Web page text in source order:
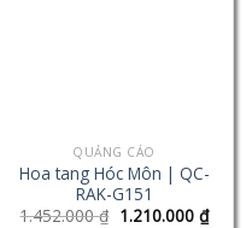
QUẢNG CÁO
Hoa tang Hóc Môn | QC-
RAK-G151
1.452.000₫ 1.210.000 ₫